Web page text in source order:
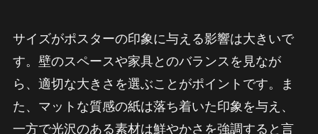
サイズがポスターの印象に与える影響は大きいで
す。壁のスペースや家具とのバランスを見なが
ら、適切な大きさを選ぶことがポイントです。ま
た、マットな質感の紙は落ち着いた印象を与え、
一方で光沢のある素材は鮮やかさを強調すると言